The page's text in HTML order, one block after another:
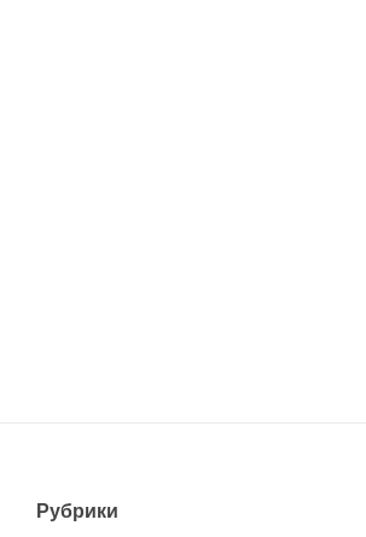
Рубрики